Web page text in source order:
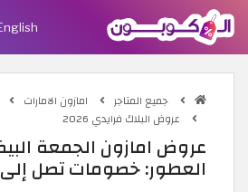
جميع المتاجر امازون الامارات
عروض البلاك فرايدي 2026
عروض امازون الجمعة
العطور: خصومات تصل إلى 90%